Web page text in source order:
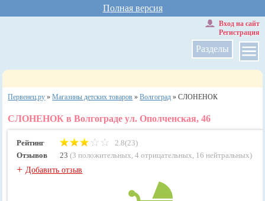
Полная версия
Разделы
Вход на сайт
Регистрация
Первенец.ру »Магазины детских товаров »Волгоград »СЛОНЕНОК
СЛОНЕНОК в Волгограде ул. Ополченская, 46
Рейтинг
2.8(23)
Отзывов
23 (3 положительных,4 отрицательных, 16 нейтральных)
+Добавить отзыв